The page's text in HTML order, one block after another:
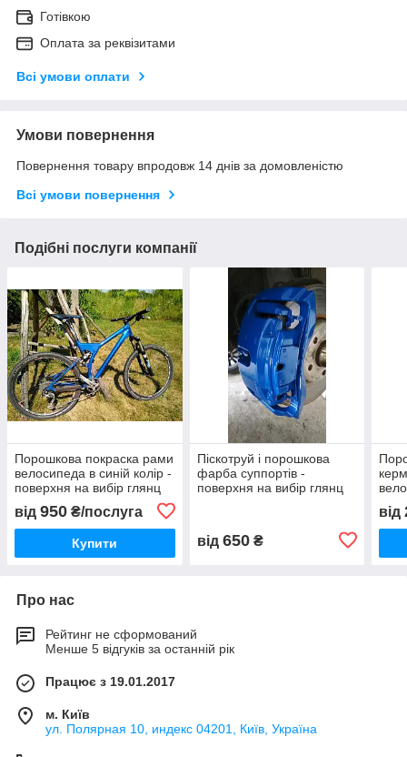
Готівкою
Оплата за реквізитами
Всі умови оплати
Умови повернення
Повернення товару впродовж 14 днів за домовленістю
Всі умови повернення
Подібні послуги компанії
Порошкова покраска рами
велосипеда в синій колір -
поверхня на вибір глянц
від 950 ₴/послуга
Купити
Піскотруй і порошкова
фарба суппортів -
поверхня на вибір глянц
від 650₴
від
Про нас
Рейтинг не сформований
Менше 5 відгуків за останній рік
Працює з 19.01.2017
м. Київ
ул. Полярная 10, индекс 04201, Київ, Україна